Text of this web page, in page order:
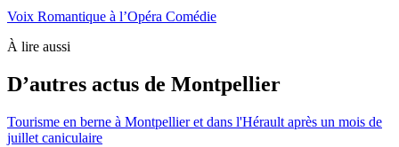
Voix Romantique à l’Opéra Comédie
À lire aussi
D’autres actus de Montpellier
Tourisme en berne à Montpellier et dans l'Hérault après un mois de
juillet caniculaire